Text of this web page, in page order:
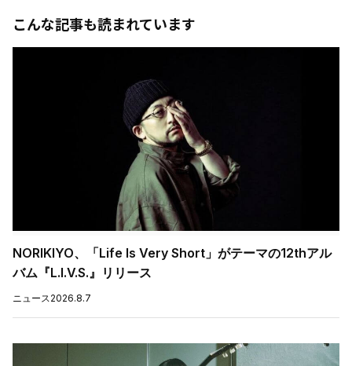
こんな記事も読まれています
NORIKIYO、「Life Is Very Short」がテーマの12thアル
バム『L.I.V.S.』リリース
ニュース2026.8.7